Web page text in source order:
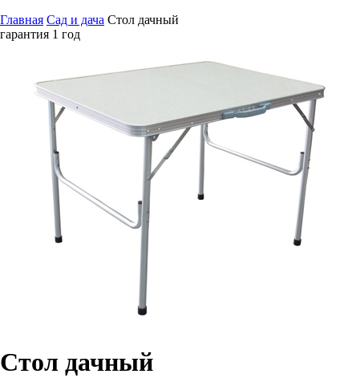
Главная Сад и дача Стол дачный
гарантия 1 год
Стол дачный